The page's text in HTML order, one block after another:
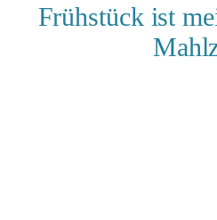
Frühstück ist